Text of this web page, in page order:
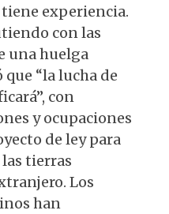
experiencia.
con las
una huelga
“la lucha de
con
y ocu­paciones
de ley para
tierras
Los
han